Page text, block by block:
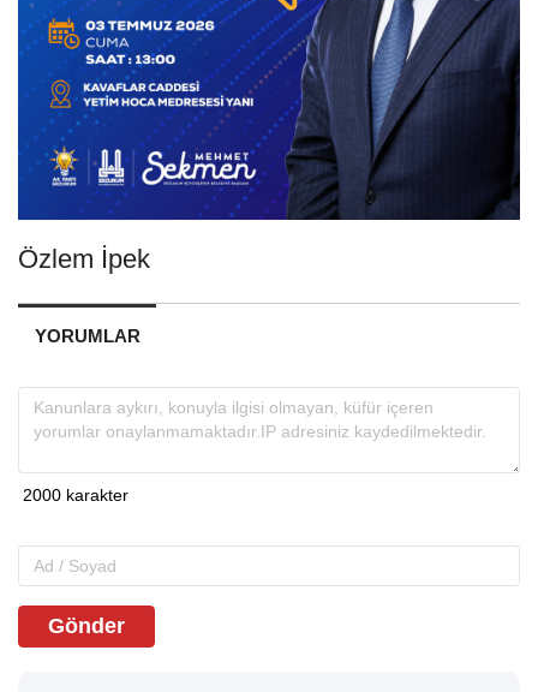
Özlem İpek
YORUMLAR
Gönder